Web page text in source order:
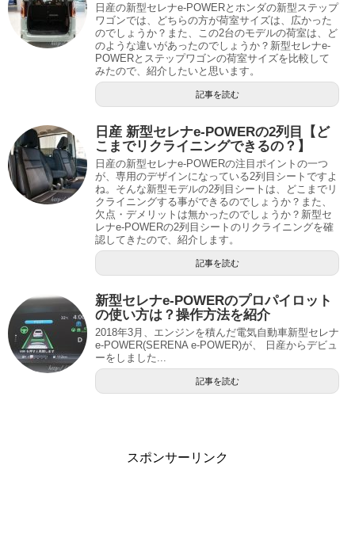
日産の新型セレナe-POWERとホンダの新型ステップ
ワゴンでは、どちらの方が荷室サイズは、広かった
のでしょうか？また、この2台のモデルの荷室は、ど
のような違いがあったのでしょうか？新型セレナe-
POWERとステップワゴンの荷室サイズを比較して
みたので、紹介したいと思います。
記事を読む
日産 新型セレナe-POWERの2列目【ど
こまでリクライニングできるの？】
日産の新型セレナe-POWERの注目ポイントの一つ
が、専用のデザインになっている2列目シートですよ
ね。そんな新型モデルの2列目シートは、どこまでリ
クライニングする事ができるのでしょうか？また、
欠点・デメリットは無かったのでしょうか？新型セ
レナe-POWERの2列目シートのリクライニングを確
認してきたので、紹介します。
記事を読む
新型セレナe-POWERのプロパイロット
の使い方は？操作方法を紹介
2018年3月、エンジンを積んだ電気自動車新型セレナ
e-POWER(SERENA e-POWER)が、 日産からデビュ
ーをしました...
記事を読む
スポンサーリンク